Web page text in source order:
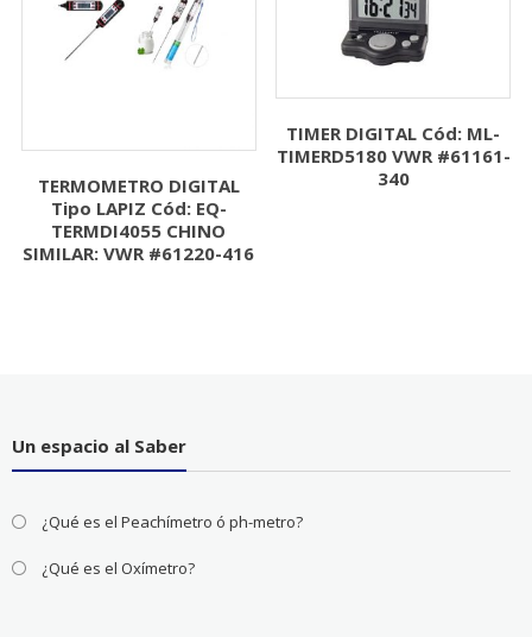
TERMOMETRO DIGITAL
Tipo LAPIZ Cód: EQ-
TERMDI4055 CHINO
SIMILAR: VWR #61220-416
TIMER DIGITAL Cód: ML-
TIMERD5180 VWR #61161-
340
Un espacio al Saber
¿Qué es el Peachímetro ó ph-metro?
¿Qué es el Oxímetro?